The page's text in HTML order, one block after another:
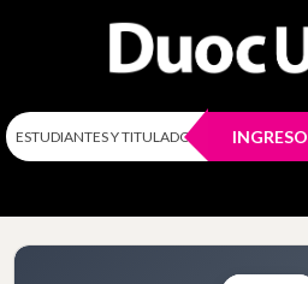
ESTUDIANTES Y TITULADOS INGRESO